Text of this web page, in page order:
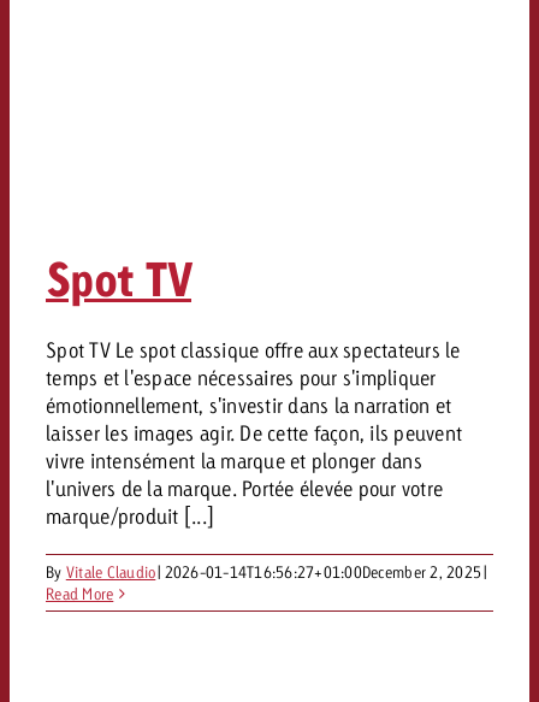
Spot TV
Spot TV Le spot classique offre aux spectateurs le
temps et l'espace nécessaires pour s'impliquer
émotionnellement, s'investir dans la narration et
laisser les images agir. De cette façon, ils peuvent
vivre intensément la marque et plonger dans
l'univers de la marque. Portée élevée pour votre
marque/produit [...]
By Vitale Claudio| 2026-01-14T16:56:27+01:00December 2, 2025|
Read More